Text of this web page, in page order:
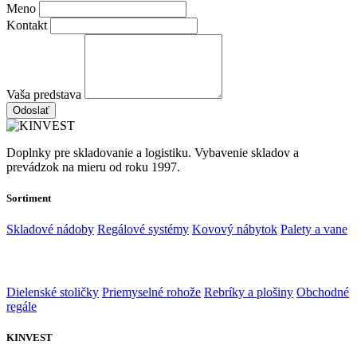
Meno
Kontakt
Vaša predstava
Odoslať
Doplnky pre skladovanie a logistiku. Vybavenie skladov a
prevádzok na mieru od roku 1997.
Sortiment
Skladové nádoby Regálové systémy Kovový nábytok Palety a vane
Dielenské stoličky Priemyselné rohože Rebríky a plošiny Obchodné
regále
KINVEST